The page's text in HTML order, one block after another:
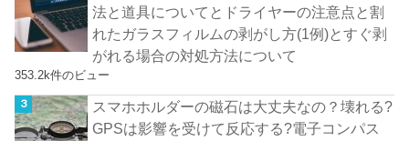
法と道具についてとドライヤーの注意点と割
れたガラスフィルムの剥がし方(1例)とすぐ剥
がれる場合の対処方法について
353.2k件のビュー
スマホホルダーの磁石は大丈夫なの？壊れる?
GPSは影響を受けて反応する?電子コンパス